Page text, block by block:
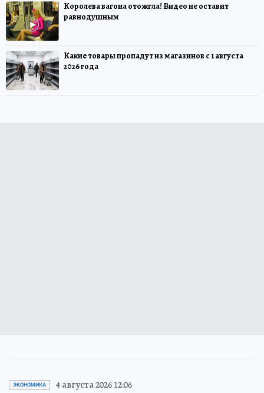
Королева вагона отожгла! Видео не оставит
равнодушным
Какие товары пропадут из магазинов с 1 августа
2026 года
ЭКОНОМИКА 4 августа 2026 12:06